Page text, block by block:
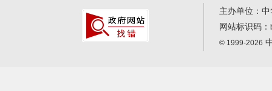
主办单位：
网站标识码：
© 1999-2026